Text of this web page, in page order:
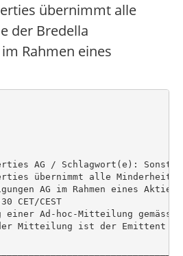
übernimmt alle
der Bredella
Rahmen eines
AG / Schlagwort(e):
übernimmt alle
AG im Rahmen eines
CET/CEST
einer Ad-hoc-Mitteilung gemäss
Mitteilung ist der Emittent /